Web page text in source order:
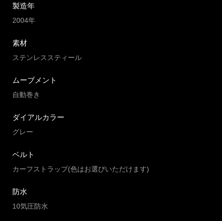
製造年
2004年
素材
ステンレススティール
ムーブメント
自動巻き
ダイアルカラー
グレー
ベルト
カーフストラップ(色はお選びいただけます)
防水
10気圧防水